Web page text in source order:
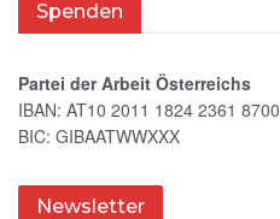
Spenden
Partei der Arbeit Österreichs
IBAN: AT10 2011 1824 2361 8700
BIC: GIBAATWWXXX
Newsletter